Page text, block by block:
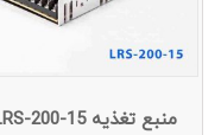
منبع تغذیه LRS-200-15